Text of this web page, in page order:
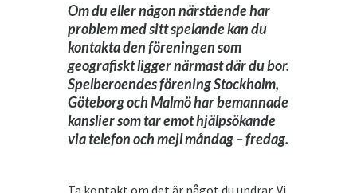
Om du eller någon närstående har
problem med sitt spelande kan du
kontakta den föreningen som
geografiskt ligger närmast där du bor.
Spelberoendes förening Stockholm,
Göteborg och Malmö har bemannade
kanslier som tar emot hjälpsökande
via telefon och mejl måndag – fredag.
Ta kontakt om det är något du undrar. Vi